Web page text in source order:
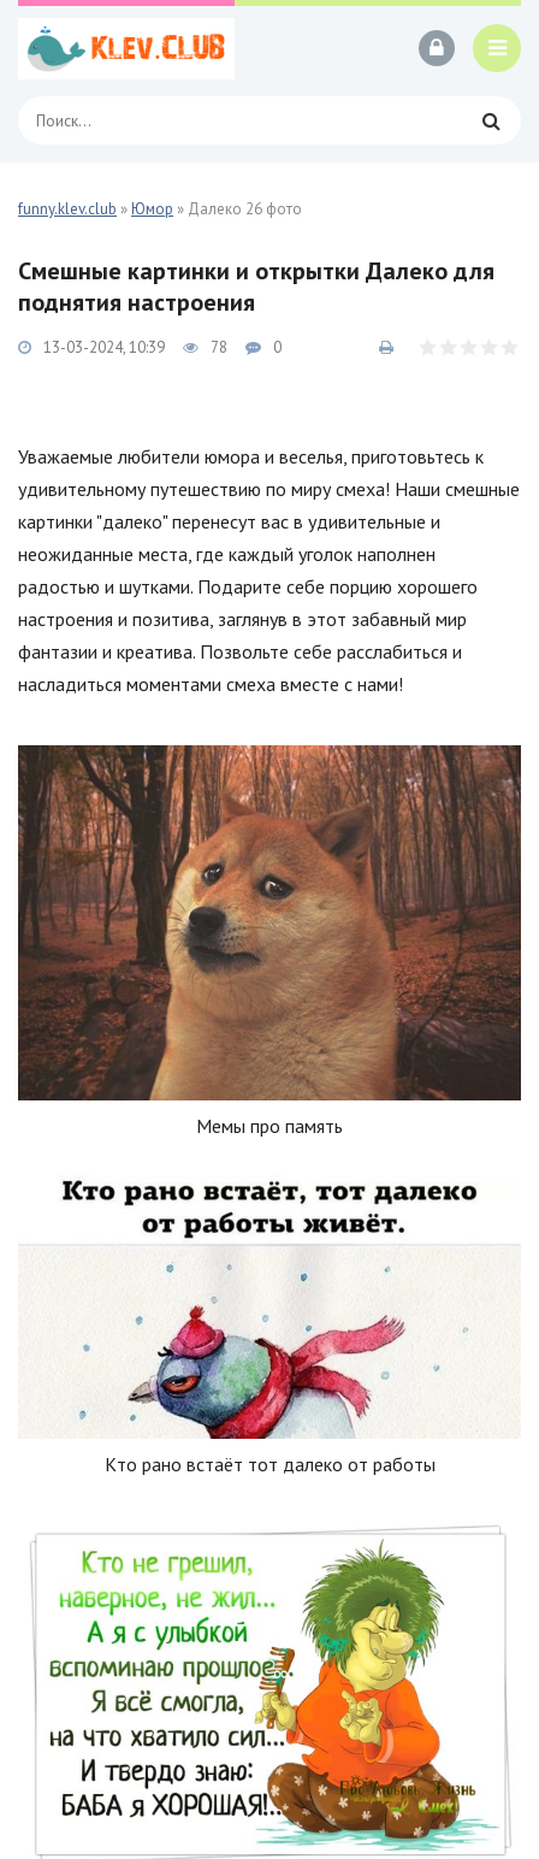
funny.klev.club »Юмор » Далеко 26 фото
Смешные картинки и открытки Далеко для
поднятия настроения
13-03-2024, 10:39 78 0
Уважаемые любители юмора и веселья, приготовьтесь к
удивительному путешествию по миру смеха! Наши смешные
картинки "далеко" перенесут вас в удивительные и
неожиданные места, где каждый уголок наполнен
радостью и шутками. Подарите себе порцию хорошего
настроения и позитива, заглянув в этот забавный мир
фантазии и креатива. Позвольте себе расслабиться и
насладиться моментами смеха вместе с нами!
Мемы про память
Кто рано встаёт тот далеко от работы